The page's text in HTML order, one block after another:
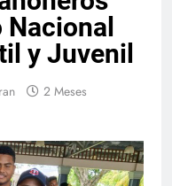
Nacional
y Juvenil
2 Meses